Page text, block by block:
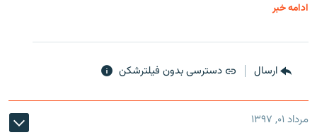
ادامه خبر
ارسال دسترسی بدون فیلترشکن
مرداد ۰۱, ۱۳۹۷